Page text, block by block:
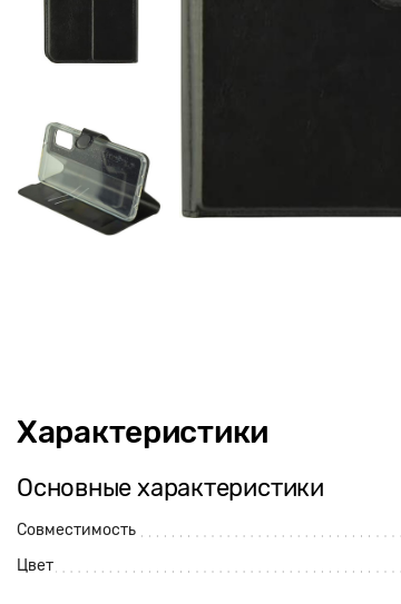
Характеристики
Основные характеристики
Совместимость
Цвет